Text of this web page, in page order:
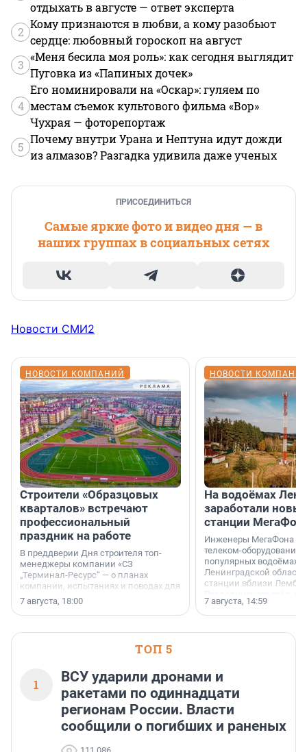
отдыхать в августе — ответ эксперта
2
Кому признаются в любви, а кому разобьют
сердце: любовный гороскоп на август
3
«Меня бесила моя роль»: как сегодня выглядит
Пуговка из «Папиных дочек»
4
Его номинировали на «Оскар»: гуляем по
местам съемок культового фильма «Вор»
Чухрая — фоторепортаж
5
Почему внутри Урана и Нептуна идут дожди
из алмазов? Разгадка удивила даже ученых
ПРИСОЕДИНИТЬСЯ
Самые яркие фото и видео дня — в
наших группах в социальных сетях
Новости СМИ2
НОВОСТИ КОМПАНИЙ
Строители «Образцовых
кварталов» встречают
профессиональный
праздник на работе
В преддверии Дня строителя топ-
менеджеры компании «СЗ
„Терминал-Ресурс“ — о планах
компании, испытаниях и поводах для
осторожного оптимизма.
7 августа, 18:00
НОВОСТИ
На водоёмах
заработали
станции
Инженеры МегаФона
телеком-оборудование
популярных водоёмах
Ленинградской
станции вблизи
недалеко от Большого
водопада.
7 августа, 14:59
ТОП 5
1
ВСУ ударили дронами и
ракетами по одиннадцати
регионам России. Власти
сообщили о погибших и раненых